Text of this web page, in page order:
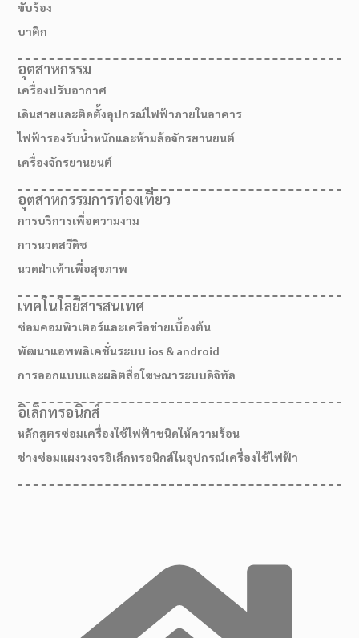
เส้นทางมาโรงเรียน
ขับร้อง
บาติก
อุตสาหกรรม
เครื่องปรับอากาศ
เดินสายและติดตั้งอุปกรณ์ไฟฟ้าภายในอาคาร
ไฟฟ้ารองรับน้ำหนักและห้ามล้อจักรยานยนต์
เครื่องจักรยานยนต์
อุตสาหกรรมการท่องเที่ยว
การบริการเพื่อความงาม
การนวดสวีดิช
นวดฝ่าเท้าเพื่อสุขภาพ
เทคโนโลยีสารสนเทศ
ซ่อมคอมพิวเตอร์และเครือข่ายเบื้องต้น
พัฒนาแอพพลิเคชั่นระบบ ios & android
การออกแบบและผลิตสื่อโฆษณาระบบดิจิทัล
อิเล็กทรอนิกส์
หลักสูตรซ่อมเครื่องใช้ไฟฟ้าชนิดให้ความร้อน
ช่างซ่อมแผงวงจรอิเล็กทรอนิกส์ในอุปกรณ์เครื่องใช้ไฟฟ้า